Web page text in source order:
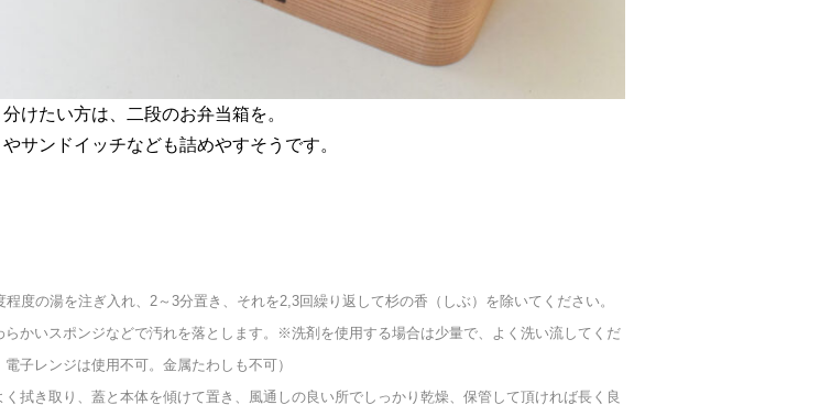
けたい方は、二段のお弁当箱を。
サンドイッチなども詰めやすそうです。
度の湯を注ぎ入れ、2～3分置き、それを2,3回繰り返して杉の香（しぶ）を除いてください。
らかいスポンジなどで汚れを落とします。※洗剤を使用する場合は少量で、よく洗い流してくだ
子レンジは使用不可。金属たわしも不可）
拭き取り、 蓋と本体を傾けて置き、風通しの良い所でしっかり乾燥、保管して頂ければ長く良